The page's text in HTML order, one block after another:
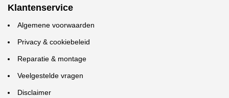
Klantenservice
Algemene voorwaarden
Privacy & cookiebeleid
Reparatie & montage
Veelgestelde vragen
Disclaimer